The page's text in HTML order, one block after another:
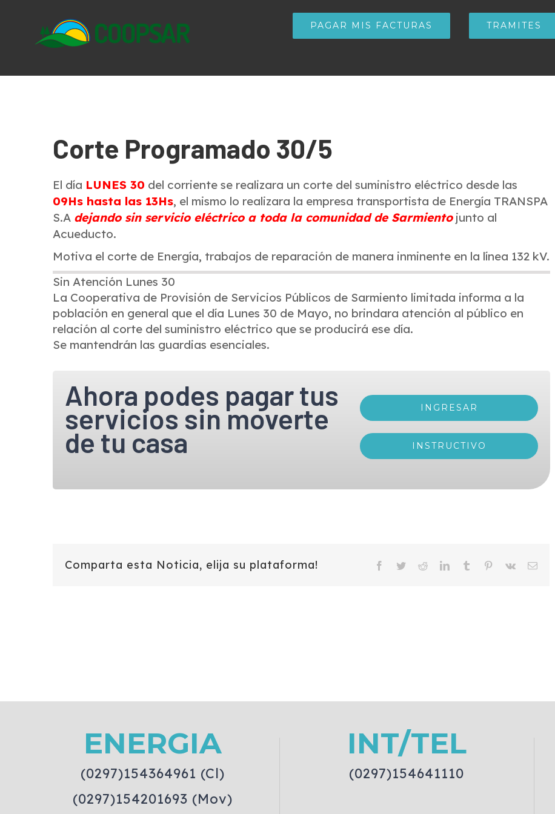
content
PAGAR MIS FACTURAS TRAMITES
Corte Programado 30/5
El día LUNES 30 del corriente se realizara un corte del suministro eléctrico desde las
09Hs hasta las 13Hs, el mismo lo realizara la empresa transportista de Energía TRANSPA
S.A dejando sin servicio eléctrico a toda la comunidad de Sarmientojunto al
Acueducto.
Motiva el corte de Energía, trabajos de reparación de manera inminente en la línea 132 kV.
Sin Atención Lunes 30
La Cooperativa de Provisión de Servicios Públicos de Sarmiento limitada informa a la
población en general que el día Lunes 30 de Mayo, no brindara atención al público en
relación al corte del suministro eléctrico que se producirá ese día.
Se mantendrán las guardias esenciales.
Ahora podes pagar tus
servicios sin moverte
de tu casa
INGRESAR
INSTRUCTIVO
Comparta esta Noticia, elija su plataforma! Facebook
TwitterRedditLinkedInTumblr Pinterest
Vk Email
ENERGIA
(0297)154364961 (Cl)
(0297)154201693 (Mov)
INT/TEL
(0297)154641110